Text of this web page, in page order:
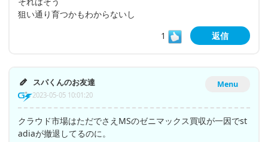
狙い通り育つかもわからないし
1
返信
Menu
スパくんのお友達
2023-05-05 10:01:20
クラウド市場はただでさえMSのゼニマックス買収が一因でst
adiaが撤退してるのに。